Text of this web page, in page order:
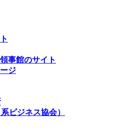
事館のサイト
ジ
ビジネス協会）